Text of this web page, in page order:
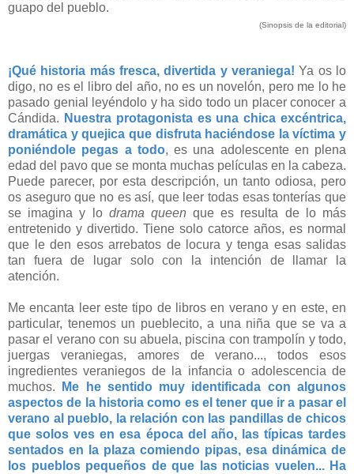
guapo del pueblo.
(Sinopsis de la editorial)
¡Qué historia más fresca, divertida y veraniega! Ya os lo
digo, no es el libro del año, no es un novelón, pero me lo he
pasado genial leyéndolo y ha sido todo un placer conocer a
Cándida. Nuestra protagonista es una chica excéntrica,
dramática y quejica que disfruta haciéndose la víctima y
poniéndole pegas a todo, es una adolescente en plena
edad del pavo que se monta muchas películas en la cabeza.
Puede parecer, por esta descripción, un tanto odiosa, pero
os aseguro que no es así, que leer todas esas tonterías que
se imagina y lo drama queen que es resulta de lo más
entretenido y divertido. Tiene solo catorce años, es normal
que le den esos arrebatos de locura y tenga esas salidas
tan fuera de lugar solo con la intención de llamar la
atención.
Me encanta leer este tipo de libros en verano y en este, en
particular, tenemos un pueblecito, a una niña que se va a
pasar el verano con su abuela, piscina con trampolín y todo,
juergas veraniegas, amores de verano..., todos esos
ingredientes veraniegos de la infancia o adolescencia de
muchos. Me he sentido muy identificada con algunos
aspectos de la historia como es el tener que ir a pasar el
verano al pueblo, la relación con las pandillas de chicos
que solos ves en esa época del año, las típicas tardes
sentados en la plaza comiendo pipas, esa dinámica de
los pueblos pequeños de que las noticias vuelen... Ha